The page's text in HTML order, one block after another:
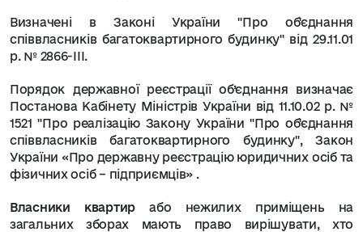
Визначені в Законі України "Про об'єднання
співвласників багатоквартирного будинку" від 29.11.01
р. № 2866-ІІІ.
Порядок державної реєстрації об’єднання визначає
Постанова Кабінету Міністрів України від 11.10.02 р. №
1521 "Про реалізацію Закону України "Про об'єднання
співвласників багатоквартирного будинку", Закон
України «Про державну реєстрацію юридичних осіб та
фізичних осіб – підприємців» .
Власники квартир або нежилих приміщень на
загальних зборах мають право вирішувати, хто